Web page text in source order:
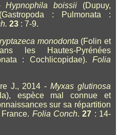
-Hypnophila boissii (Dupuy,
: Pulmonata :
23 : 7-9.
monodonta (Folin et
les Hautes-Pyrénées
: Cochlicopidae). Folia
J., 2014 -Myxas glutinosa
espèce mal connue et
sur sa répartition
Folia Conch.27 : 14-